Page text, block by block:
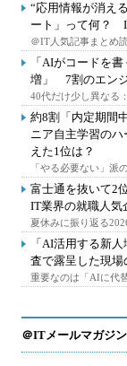
“応用情報が消え
ート」って何？
＠IT人気記事まとめ
「AIがコードを
増」 7割のエン
40代だけ少し異なる：
約8割「内定期間
ニア自主学習の
えた1位は？
「やる必要ない」派
富士通を抜いて2
IT業界の就職人気
夏休みに振り返る
「AI活用する新
査で露呈した現場
重要なのは「AIに代
＠ITメールマガジ